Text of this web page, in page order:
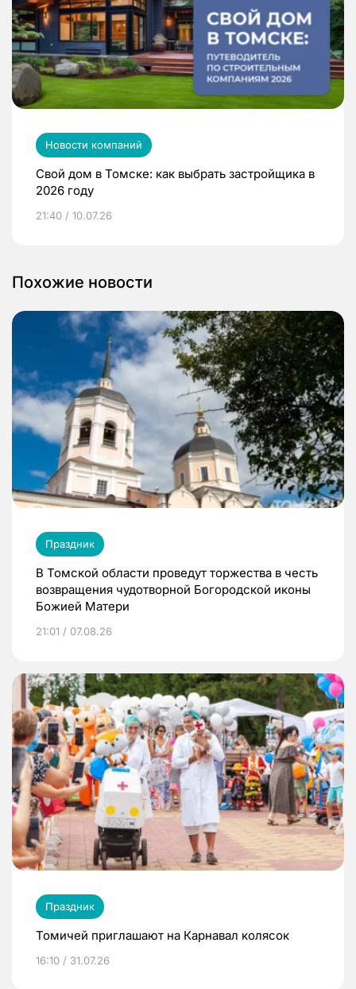
Новости компаний
Свой дом в Томске: как выбрать застройщика в
2026 году
21:40 / 10.07.26
Похожие новости
Праздник
В Томской области проведут торжества в честь
возвращения чудотворной Богородской иконы
Божией Матери
21:01 / 07.08.26
Праздник
Томичей приглашают на Карнавал колясок
16:10 / 31.07.26